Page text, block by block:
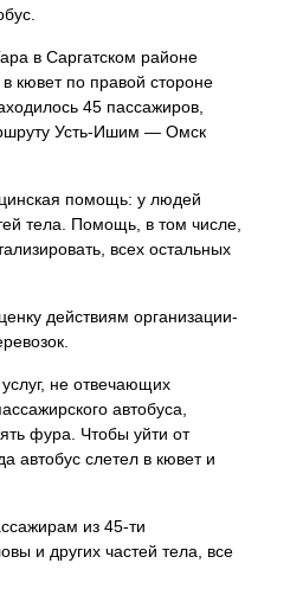
в Саргатском районе
кювет по правой стороне
45 пассажиров,
Усть-Ишим — Омск
помощь: у людей
тела. Помощь, в том числе,
всех остальных
действиям организации-
не отвечающих
автобуса,
фура. Чтобы уйти от
автобус слетел в кювет и
из 45-ти
и других частей тела, все